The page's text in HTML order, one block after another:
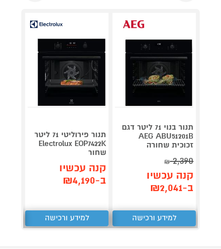
תנור בנוי 71 ליטר דגם
AEG ABU51201B
זכוכית שחורה
2,390
₪
קנה עכשיו
ב-₪2,041
למידע ורכישה
תנור פירוליטי 71 ליטר
Electrolux EOP7422K
שחור
קנה עכשיו
ב-₪4,190
למידע ורכישה